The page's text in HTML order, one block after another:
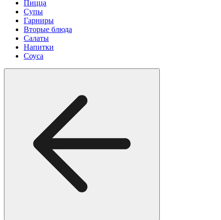
Пицца
Супы
Гарниры
Вторые блюда
Салаты
Напитки
Соуса